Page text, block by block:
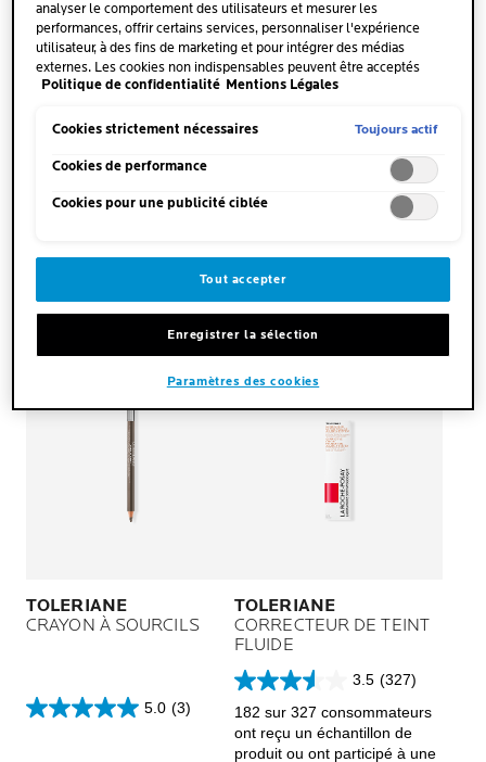
MASCARA VOLUME
étoiles.
avis
ACHETER EN LIGNE
MASCARA WATERPROOF
(46)
3.8
sur
étoiles.
46contrôle allergologique
ACHETER EN LIGNE
TOLERIANE
CRAYON À SOURCILS
5.0 (3)
5.0
TOLERIANE
CORRECTEUR DE TEINT
FLUIDE
3.5 (327)
3.5
sur
5
étoiles.
182 sur 327 consommateurs
ont reçu un échantillon de
produit ou ont participé à une
analyser le comportement des utilisateurs et mesurer les
performances, offrir certains services, personnaliser l'expérience
utilisateur, à des fins de marketing et pour intégrer des médias
externes. Les cookies non indispensables peuvent être acceptés
directement (« Accepter tous ») ou refusés (« Continuer sans
paramètres et d'enregistrer vos préférences (« Enregistrer mes choix
sur le lien « Paramètres des cookies ». Pour plus d'informations,
Politique de confidentialité Mentions Légales
Cookies strictement nécessaires Toujours actif
Cookies de performance
Cookies pour une publicité ciblée
Tout accepter
Enregistrer la sélection
Paramètres des cookies